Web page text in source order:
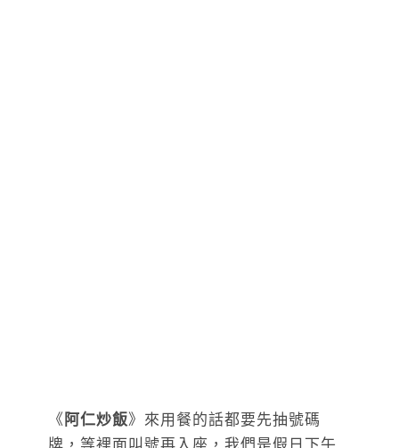
《 阿仁炒飯》來用餐的話都要先抽號碼